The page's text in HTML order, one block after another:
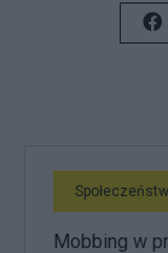
Mobbing w